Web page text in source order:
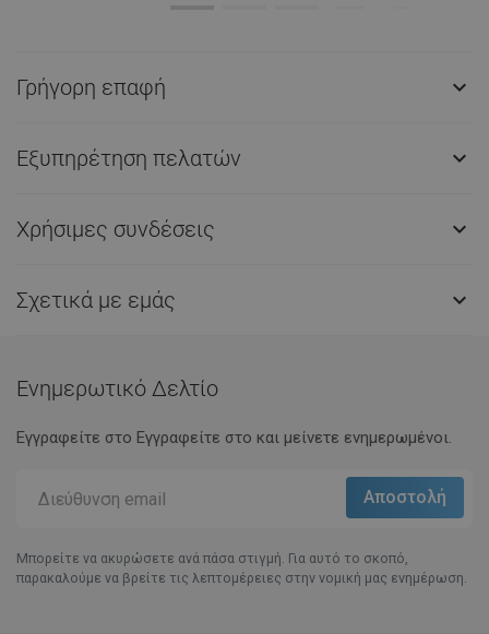
Γρήγορη επαφή 
Εξυπηρέτηση πελατών 
Χρήσιμες συνδέσεις 
Σχετικά με εμάς 
Ενημερωτικό Δελτίο
Εγγραφείτε στο Eγγραφείτε στο και μείνετε ενημερωμένοι.
Μπορείτε να ακυρώσετε ανά πάσα στιγμή. Για αυτό το σκοπό,
παρακαλούμε να βρείτε τις λεπτομέρειες στην νομική μας ενημέρωση.